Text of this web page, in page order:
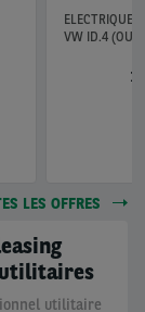
ELECTRIQUE
VW ID.4 (OU
LES OFFRES
utilitaire